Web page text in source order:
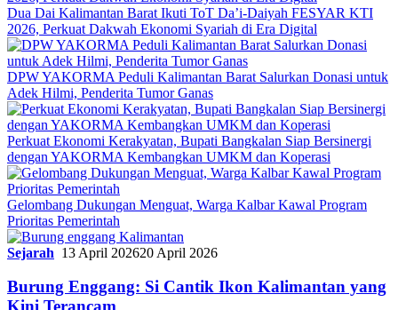
Dua Dai Kalimantan Barat Ikuti ToT Da’i-Daiyah FESYAR KTI
2026, Perkuat Dakwah Ekonomi Syariah di Era Digital
DPW YAKORMA Peduli Kalimantan Barat Salurkan Donasi untuk
Adek Hilmi, Penderita Tumor Ganas
Perkuat Ekonomi Kerakyatan, Bupati Bangkalan Siap Bersinergi
dengan YAKORMA Kembangkan UMKM dan Koperasi
Gelombang Dukungan Menguat, Warga Kalbar Kawal Program
Prioritas Pemerintah
Sejarah 13 April 202620 April 2026
Burung Enggang: Si Cantik Ikon Kalimantan yang
Kini Terancam